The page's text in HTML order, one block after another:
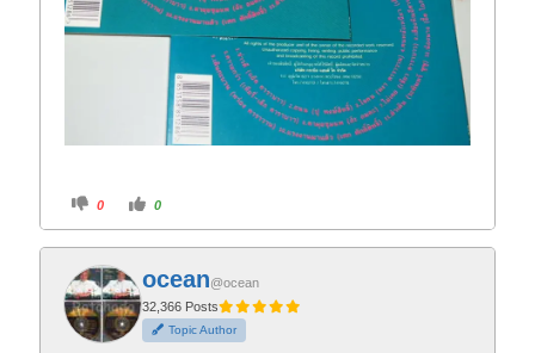
C
i
k
f
o
r
t
h
u
m
0
C
i
k
o
r
t
h
u
m
0
ocean@ocean
32,366 Posts
Topic Author